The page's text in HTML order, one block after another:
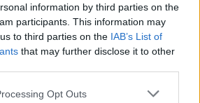
information by third parties on the
participants. This information may
to third parties on the IAB’s List of
that may further disclose it to other
Opt Outs
της πείνας σε σύντομο
υποστηρίζοντας έτσι την
της ενεργειακής